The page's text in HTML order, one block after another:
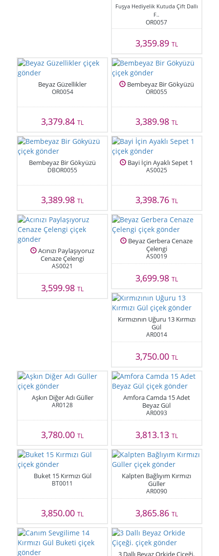
Fuşya Hediyelik Kutuda Çift Dallı
F..
OR0057
3,359.89 TL
Beyaz Güzellikler
OR0054
3,379.84TL
Bembeyaz Bir Gökyüzü
OR0055
3,389.98 TL
Bembeyaz Bir Gökyüzü
DBOR0055
3,389.98TL
Bayi İçin Ayaklı Sepet 1
AS0025
3,398.76 TL
Acınızı Paylaşıyoruz
Cenaze Çelengi
AS0021
3,599.98TL
Beyaz Gerbera Cenaze
Çelengi
AS0019
3,699.98 TL
Kırmızının Uğuru 13 Kırmızı
Gül
AR0014
3,750.00 TL
Aşkın Diğer Adı Güller
AR0128
3,780.00TL
Amfora Camda 15 Adet
Beyaz Gül
AR0093
3,813.13 TL
Buket 15 Kırmızı Gül
BT0011
3,850.00TL
Kalpten Bağlıyım Kırmızı
Güller
AR0090
3,865.86 TL
3 Dallı Beyaz Orkide Çiçeği.